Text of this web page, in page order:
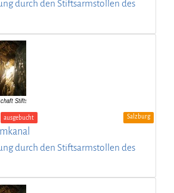
durch den Stiftsarmstollen des
ausgebucht Salzburg
durch den Stiftsarmstollen des